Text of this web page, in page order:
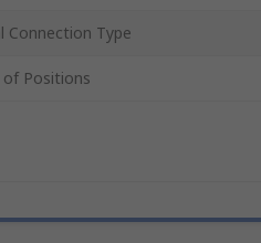
Connection Type
of Positions